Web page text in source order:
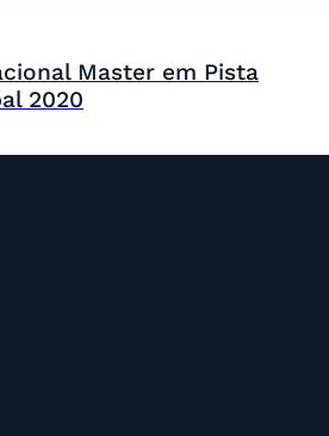
Master em Pista
2020